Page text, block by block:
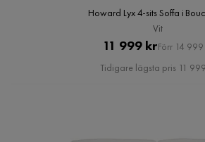
Howard Lyx 4-sits Soffa i
Vit
Pris
11 999 krOriginal
Pris
Förr 14
Tidigare lägsta pris 11